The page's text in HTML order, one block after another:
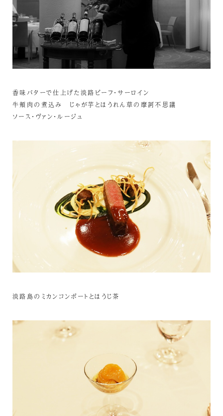
香味バターで仕上げた淡路ビーフ・サーロイン
牛頬肉の煮込み じゃが芋とほうれん草の摩訶不思議
ソース・ヴァン・ルージュ
淡路島のミカンコンポートとほうじ茶